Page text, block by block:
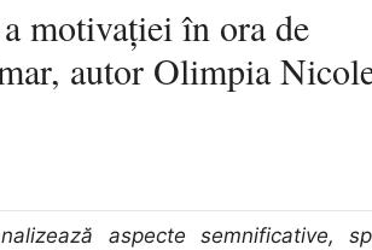
motivației în ora de
autor Olimpia
aspecte semnificative,